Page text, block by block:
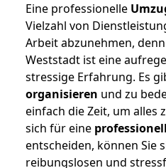
Eine professionelle
Vielzahl von
Arbeit abzunehmen,
Weststadt ist eine
stressige Erfahrung. Es
organisieren und zu
einfach die Zeit, um alles
sich für eine
entscheiden, können Sie
reibungslosen und